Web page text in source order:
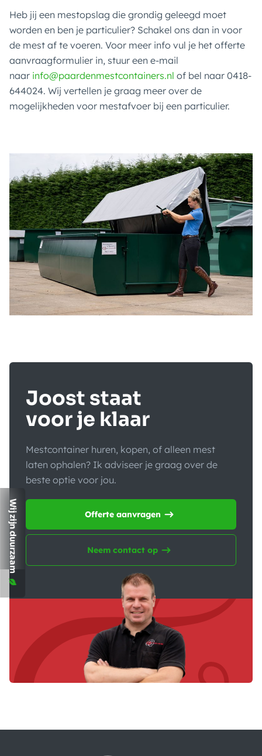
Wij zijn duurzaam
Heb jij een mestopslag die grondig geleegd moet
worden en ben je particulier? Schakel ons dan in voor
de mest af te voeren. Voor meer info vul je het offerte
aanvraagformulier in, stuur een e-mail
naar info@paardenmestcontainers.nl of bel naar 0418-
644024. Wij vertellen je graag meer over de
mogelijkheden voor mestafvoer bij een particulier.
Joost staat
voor je klaar
Mestcontainer huren, kopen, of alleen mest
laten ophalen? Ik adviseer je graag over de
beste optie voor jou.
Offerte aanvragen
Neem contact op